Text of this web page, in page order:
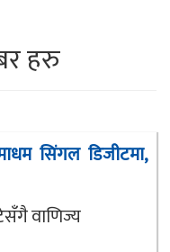
हरु
सिंगल डिजीटमा,
वाणिज्य